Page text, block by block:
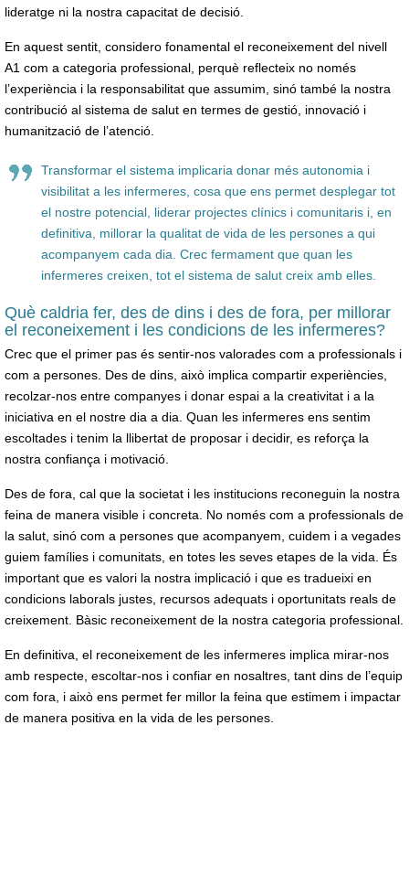
lideratge ni la nostra capacitat de decisió.
En aquest sentit, considero fonamental el reconeixement del nivell
A1 com a categoria professional, perquè reflecteix no només
l’experiència i la responsabilitat que assumim, sinó també la nostra
contribució al sistema de salut en termes de gestió, innovació i
humanització de l’atenció.
Transformar el sistema implicaria donar més autonomia i
visibilitat a les infermeres, cosa que ens permet desplegar tot
el nostre potencial, liderar projectes clínics i comunitaris i, en
definitiva, millorar la qualitat de vida de les persones a qui
acompanyem cada dia. Crec fermament que quan les
infermeres creixen, tot el sistema de salut creix amb elles.
Què caldria fer, des de dins i des de fora, per millorar
el reconeixement i les condicions de les infermeres?
Crec que el primer pas és sentir-nos valorades com a professionals i
com a persones. Des de dins, això implica compartir experiències,
recolzar-nos entre companyes i donar espai a la creativitat i a la
iniciativa en el nostre dia a dia. Quan les infermeres ens sentim
escoltades i tenim la llibertat de proposar i decidir, es reforça la
nostra confiança i motivació.
Des de fora, cal que la societat i les institucions reconeguin la nostra
feina de manera visible i concreta. No només com a professionals de
la salut, sinó com a persones que acompanyem, cuidem i a vegades
guiem famílies i comunitats, en totes les seves etapes de la vida. És
important que es valori la nostra implicació i que es tradueixi en
condicions laborals justes, recursos adequats i oportunitats reals de
creixement. Bàsic reconeixement de la nostra categoria professional.
En definitiva, el reconeixement de les infermeres implica mirar-nos
amb respecte, escoltar-nos i confiar en nosaltres, tant dins de l’equip
com fora, i això ens permet fer millor la feina que estimem i impactar
de manera positiva en la vida de les persones.